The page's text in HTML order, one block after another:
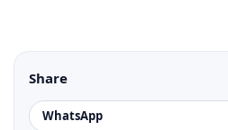
Share
WhatsApp